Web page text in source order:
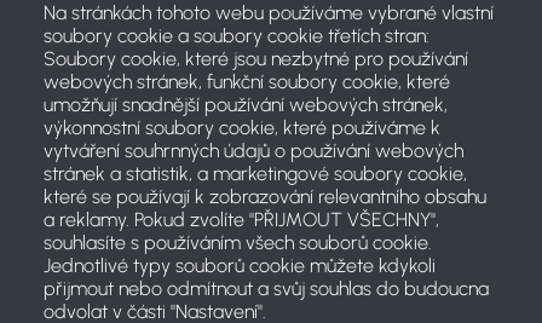
Na stránkách tohoto webu používáme vybrané vlastní
soubory cookie a soubory cookie třetích stran:
Soubory cookie, které jsou nezbytné pro používání
webových stránek, funkční soubory cookie, které
umožňují snadnější používání webových stránek,
výkonnostní soubory cookie, které používáme k
vytváření souhrnných údajů o používání webových
stránek a statistik, a marketingové soubory cookie,
které se používají k zobrazování relevantního obsahu
a reklamy. Pokud zvolíte "PŘIJMOUT VŠECHNY",
souhlasíte s používáním všech souborů cookie.
Jednotlivé typy souborů cookie můžete kdykoli
přijmout nebo odmítnout a svůj souhlas do budoucna
odvolat v části "Nastavení".